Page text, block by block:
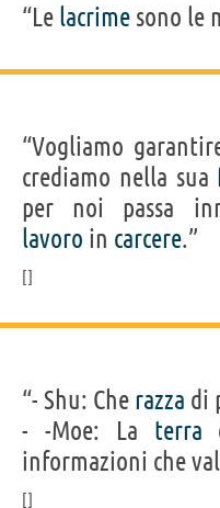
“Le lacrime sono le
“Vogliamo
crediamo nella sua
per noi passa
lavoro in carcere.”
“- Shu: Che razza di
- -Moe: La terra
informazioni che